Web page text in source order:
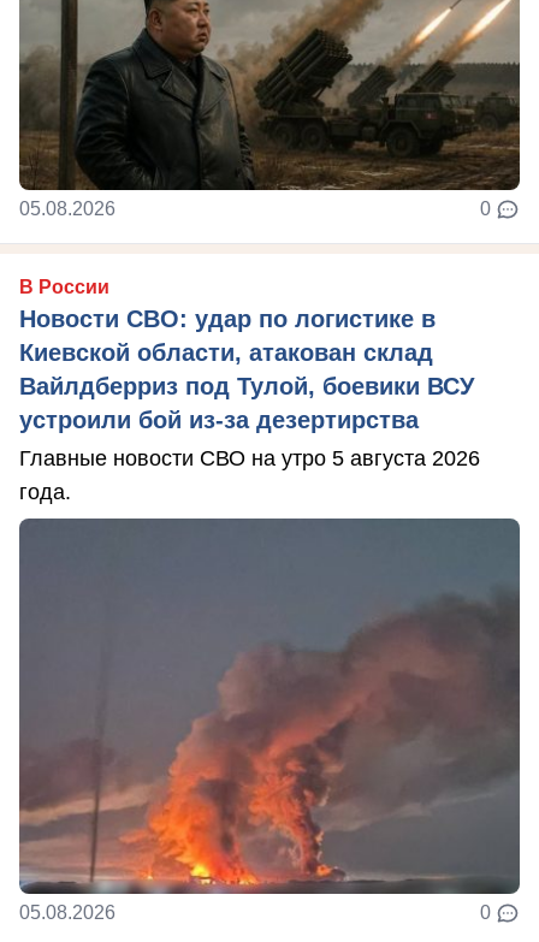
05.08.2026 0
В России
Новости СВО: удар по логистике в
Киевской области, атакован склад
Вайлдберриз под Тулой, боевики ВСУ
устроили бой из-за дезертирства
Главные новости СВО на утро 5 августа 2026
года.
05.08.2026 0